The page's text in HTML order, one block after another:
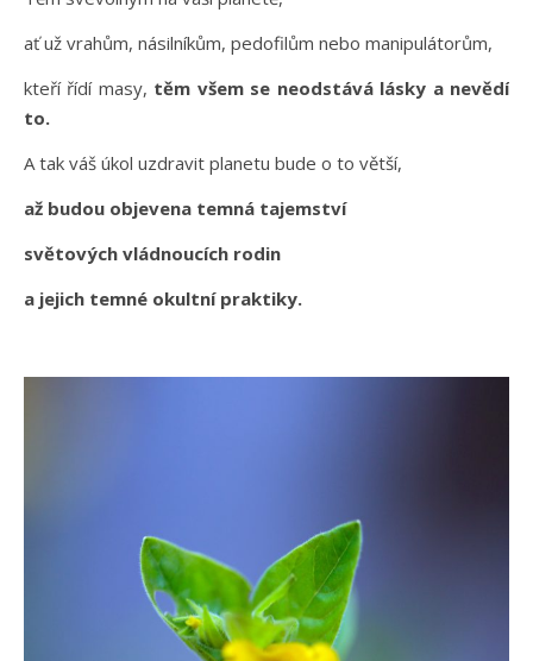
ať už vrahům, násilníkům, pedofilům nebo manipulátorům,
kteří řídí masy, těm všem se neodstává lásky a nevědí
to.
A tak váš úkol uzdravit planetu bude o to větší,
až budou objevena temná tajemství
světových vládnoucích rodin
a jejich temné okultní praktiky.